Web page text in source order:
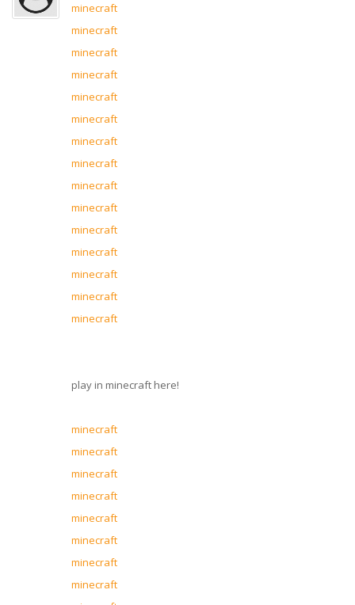
minecraft
minecraft
minecraft
minecraft
minecraft
minecraft
minecraft
minecraft
minecraft
minecraft
minecraft
minecraft
minecraft
minecraft
minecraft
play in minecraft here!
minecraft
minecraft
minecraft
minecraft
minecraft
minecraft
minecraft
minecraft